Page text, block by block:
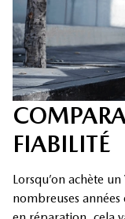
FIABILITÉ
Lorsqu’on achète un
nombreuses